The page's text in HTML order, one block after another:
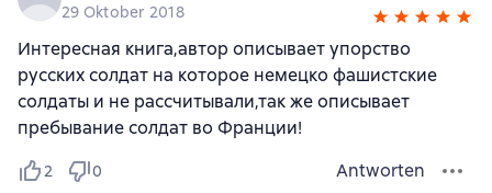
29 Oktober 2018
Интересная книга,автор описывает упорство
русских солдат на которое немецко фашистские
солдаты и не рассчитывали,так же описывает
пребывание солдат во Франции!
2 0 Antworten